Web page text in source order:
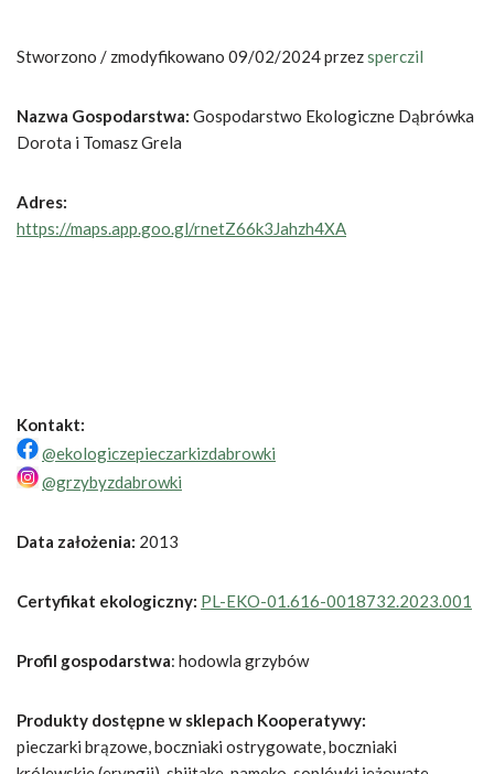
Stworzono / zmodyfikowano 09/02/2024 przezsperczil
Nazwa Gospodarstwa: Gospodarstwo Ekologiczne Dąbrówka
Dorota i Tomasz Grela
Adres:
https://maps.app.goo.gl/rnetZ66k3Jahzh4XA
Kontakt:
@ekologiczepieczarkizdabrowki
@grzybyzdabrowki
Data założenia: 2013
Certyfikat ekologiczny: PL-EKO-01.616-0018732.2023.001
Profil gospodarstwa: hodowla grzybów
Produkty dostępne w sklepach Kooperatywy:
pieczarki brązowe, boczniaki ostrygowate, boczniaki